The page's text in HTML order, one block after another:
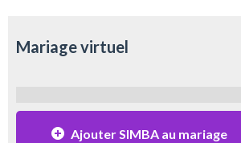
Mariage virtuel
Ajouter SIMBA au mariage